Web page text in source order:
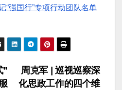
“强国行”专项行动团队名单
周克军 | 巡视巡察深
化思政工作的四个维
”